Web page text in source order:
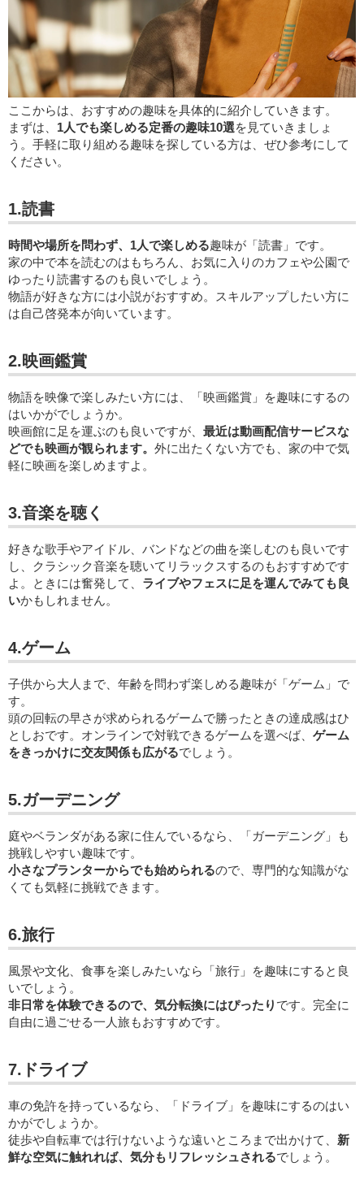
ここからは、おすすめの趣味を具体的に紹介していきます。
まずは、 1人でも楽しめる定番の趣味10選を見ていきましょ
う。手軽に取り組める趣味を探している方は、ぜひ参考にして
ください。
1.読書
時間や場所を問わず、1人で楽しめる趣味が「読書」です。
家の中で本を読むのはもちろん、お気に入りのカフェや公園で
ゆったり読書するのも良いでしょう。
物語が好きな方には小説がおすすめ。スキルアップしたい方に
は自己啓発本が向いています。
2.映画鑑賞
物語を映像で楽しみたい方には、「映画鑑賞」を趣味にするの
はいかがでしょうか。
映画館に足を運ぶのも良いですが、 最近は動画配信サービスな
どでも映画が観られます。 外に出たくない方でも、家の中で気
軽に映画を楽しめますよ。
3.音楽を聴く
好きな歌手やアイドル、バンドなどの曲を楽しむのも良いです
し、クラシック音楽を聴いてリラックスするのもおすすめです
よ。ときには奮発して、 ライブやフェスに足を運んでみても良
いかもしれません。
4.ゲーム
子供から大人まで、年齢を問わず楽しめる趣味が「ゲーム」で
す。
頭の回転の早さが求められるゲームで勝ったときの達成感はひ
としおです。オンラインで対戦できるゲームを選べば、 ゲーム
をきっかけに交友関係も広がるでしょう。
5.ガーデニング
庭やベランダがある家に住んでいるなら、「ガーデニング」も
挑戦しやすい趣味です。
小さなプランターからでも始められるので、専門的な知識がな
くても気軽に挑戦できます。
6.旅行
風景や文化、食事を楽しみたいなら「旅行」を趣味にすると良
いでしょう。
非日常を体験できるので、気分転換にはぴったり です。完全に
自由に過ごせる一人旅もおすすめです。
7.ドライブ
車の免許を持っているなら、「ドライブ」を趣味にするのはい
かがでしょうか。
徒歩や自転車では行けないような遠いところまで出かけて、 新
鮮な空気に触れれば、気分もリフレッシュされるでしょう。